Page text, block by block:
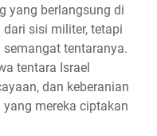
yang berlangsung di
sisi militer, tetapi
tentaranya.
tentara Israel
dan keberanian
mereka ciptakan